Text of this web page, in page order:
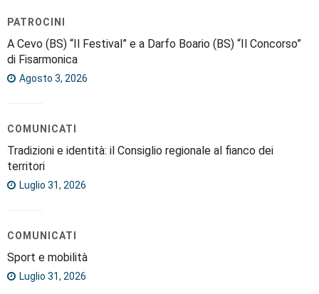
PATROCINI
A Cevo (BS) “Il Festival” e a Darfo Boario (BS) “Il Concorso”
di Fisarmonica
Agosto 3, 2026
COMUNICATI
Tradizioni e identità: il Consiglio regionale al fianco dei
territori
Luglio 31, 2026
COMUNICATI
Sport e mobilità
Luglio 31, 2026